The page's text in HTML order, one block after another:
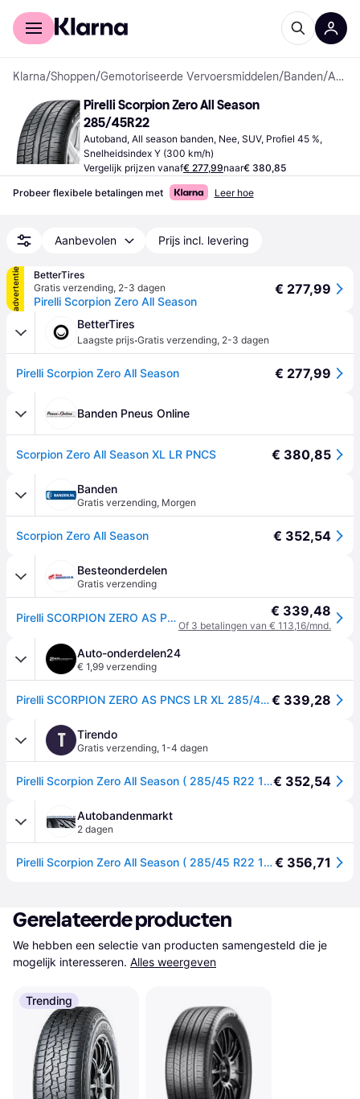
Voor shoppers
Klarna/Shoppen/Gemotoriseerde Vervoersmiddelen/Banden/ Autobanden
Pirelli Scorpion Zero All Season
285/45R22
Autoband, All season banden, Nee, SUV, Profiel 45 %,
Snelheidsindex Y (300 km/h)
Vergelijk prijzen vanaf€ 277,99naar€ 380,85
Probeer flexibele betalingen met Leer hoe
Aanbevolen Prijs incl. levering
advertentie
BetterTires
Gratis verzending, 2-3 dagen
Pirelli Scorpion Zero All Season
€ 277,99
BetterTires
Laagste prijs·Gratis verzending, 2-3 dagen
Pirelli Scorpion Zero All Season € 277,99
Banden Pneus Online
Scorpion Zero All Season XL LR PNCS € 380,85
Banden
Gratis verzending, Morgen
Scorpion Zero All Season € 352,54
Besteonderdelen
Gratis verzending
Pirelli SCORPION ZERO AS PNCS LR XL 285/45 R22 114Y personenwagen Zomerbanden Banden 3583800 € 339,48
Of 3 betalingen van € 113,16/mnd.
Auto-onderdelen24
€ 1,99 verzending
Pirelli SCORPION ZERO AS PNCS LR XL 285/45 R22 114Y personenwagen Zomerbanden Banden 3583800€ 339,28
T Tirendo
Gratis verzending, 1-4 dagen
Pirelli Scorpion Zero All Season ( 285/45 R22 114Y XL LR, PNCS, met velgrandbescherming (MFS) )€ 352,54
Autobandenmarkt
2 dagen
Pirelli Scorpion Zero All Season ( 285/45 R22 114Y XL LR, PNCS, met velgrandbescherming (MFS) )€ 356,71
Gerelateerde producten
We hebben een selectie van producten samengesteld die je
mogelijk interesseren. Alles weergeven
Trending